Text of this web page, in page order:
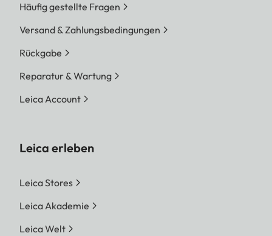
Häufig gestellte Fragen
Versand & Zahlungsbedingungen
Rückgabe
Reparatur & Wartung
Leica Account
Leica erleben
Leica Stores
Leica Akademie
Leica Welt